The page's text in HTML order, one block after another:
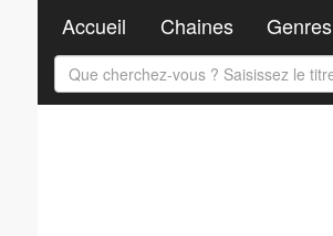
Accueil Chaines Genres